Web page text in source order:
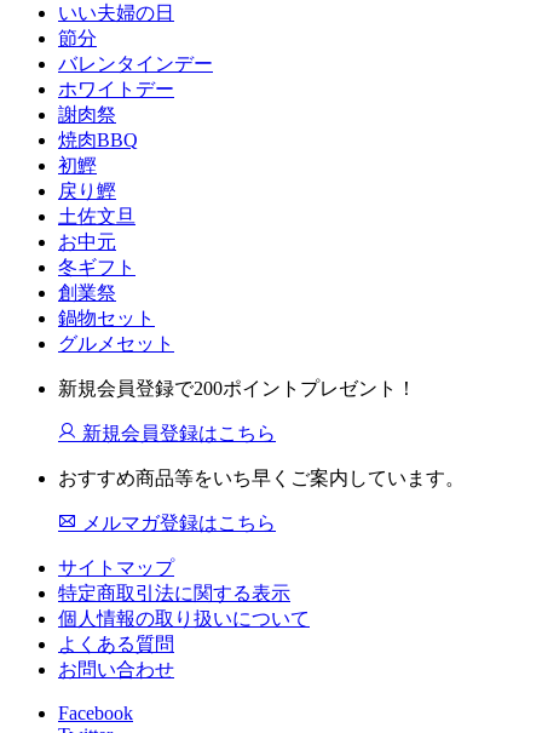
いい夫婦の日
節分
バレンタインデー
ホワイトデー
謝肉祭
焼肉BBQ
初鰹
戻り鰹
土佐文旦
お中元
冬ギフト
創業祭
鍋物セット
グルメセット
新規会員登録で200ポイントプレゼント！
新規会員登録はこちら
おすすめ商品等をいち早くご案内しています。
メルマガ登録はこちら
サイトマップ
特定商取引法に関する表示
個人情報の取り扱いについて
よくある質問
お問い合わせ
Facebook